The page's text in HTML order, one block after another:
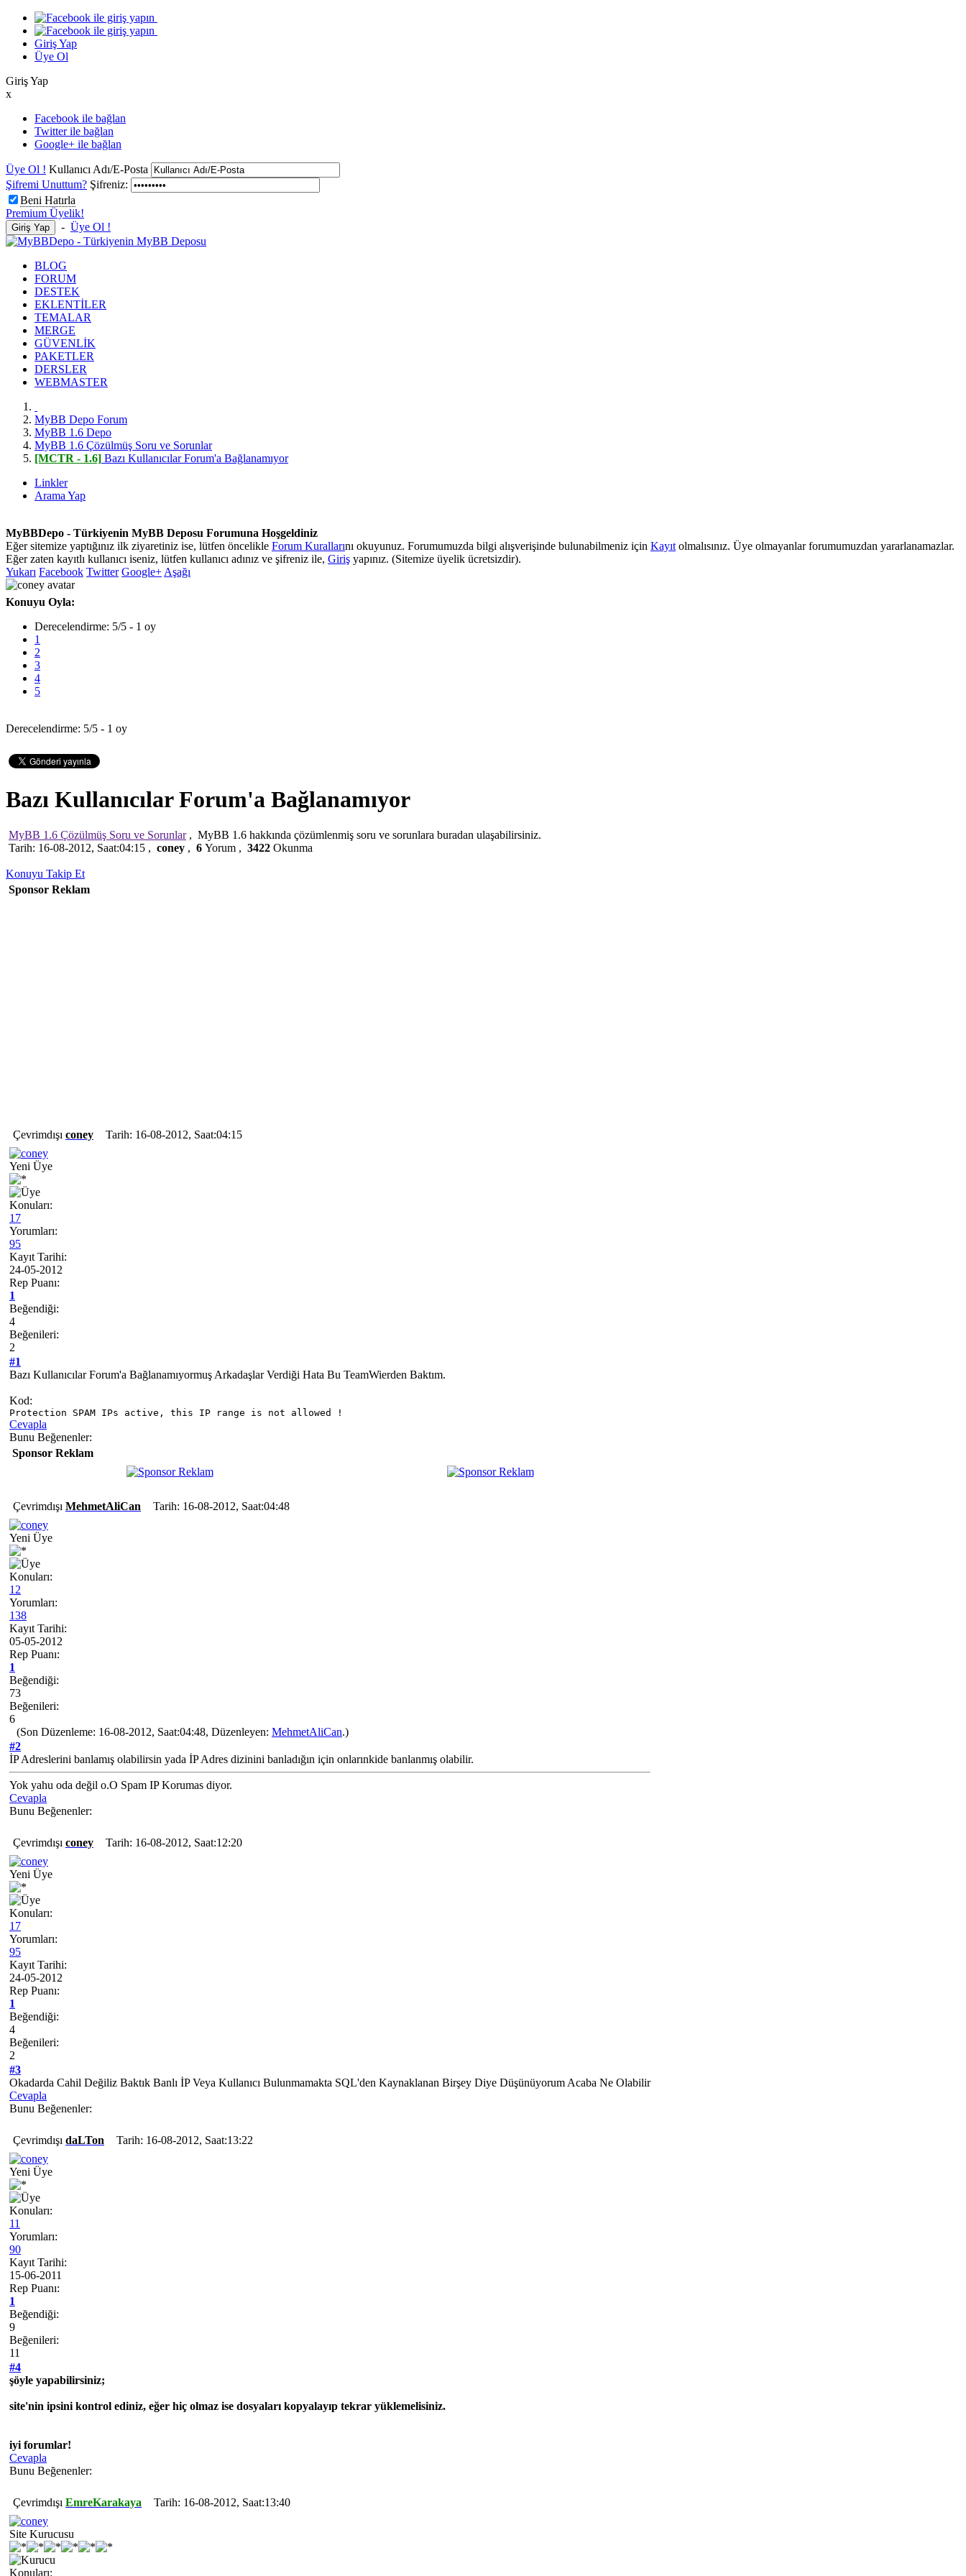
Giriş Yap
Üye Ol
Giriş Yap
x
Facebook ile bağlan
Twitter ile bağlan
Google+ ile bağlan
Üye Ol ! Kullanıcı Adı/E-Posta
Şifremi Unuttum? Şifreniz:
Beni Hatırla
Premium Üyelik!
- Üye Ol !
BLOG
FORUM
DESTEK
EKLENTİLER
TEMALAR
MERGE
GÜVENLİK
PAKETLER
DERSLER
WEBMASTER
MyBB Depo Forum
MyBB 1.6 Depo
MyBB 1.6 Çözülmüş Soru ve Sorunlar
[MCTR - 1.6] Bazı Kullanıcılar Forum'a Bağlanamıyor
Linkler
Arama Yap
MyBBDepo - Türkiyenin MyBB Deposu Forumuna Hoşgeldiniz
Eğer sitemize yaptığınız ilk ziyaretiniz ise, lütfen öncelikle Forum Kurallarını okuyunuz. Forumumuzda bilgi alışverişinde bulunabilmeniz için Kayıt olmalısınız. Üye olmayanlar forumumuzdan yararlanamazlar.
Eğer zaten kayıtlı kullanıcı iseniz, lütfen kullanıcı adınız ve şifreniz ile, Giriş yapınız. (Sitemize üyelik ücretsizdir).
Yukarı Facebook Twitter Google+ Aşağı
Konuyu Oyla:
Derecelendirme: 5/5 - 1 oy
1
2
3
4
5
Derecelendirme: 5/5 - 1 oy
Bazı Kullanıcılar Forum'a Bağlanamıyor
MyBB 1.6 Çözülmüş Soru ve Sorunlar, MyBB 1.6 hakkında çözümlenmiş soru ve sorunlara buradan ulaşabilirsiniz.
Tarih: 16-08-2012, Saat:04:15 , coney , 6 Yorum , 3422 Okunma
Konuyu Takip Et
Sponsor Reklam
Çevrimdışı coney Tarih: 16-08-2012, Saat:04:15
Yeni Üye
Konuları:
17
Yorumları:
95
Kayıt Tarihi:
24-05-2012
Rep Puanı:
1
Beğendiği:
4
Beğenileri:
2
#1
Bazı Kullanıcılar Forum'a Bağlanamıyormuş Arkadaşlar Verdiği Hata Bu TeamWierden Baktım.
Kod:
Protection SPAM IPs active, this IP range is not allowed !
Cevapla
Bunu Beğenenler:
Sponsor Reklam
Çevrimdışı MehmetAliCan Tarih: 16-08-2012, Saat:04:48
Yeni Üye
Konuları:
12
Yorumları:
138
Kayıt Tarihi:
05-05-2012
Rep Puanı:
1
Beğendiği:
73
Beğenileri:
6
(Son Düzenleme: 16-08-2012, Saat:04:48, Düzenleyen: MehmetAliCan.)
#2
İP Adreslerini banlamış olabilirsin yada İP Adres dizinini banladığın için onlarınkide banlanmış olabilir.
Yok yahu oda değil o.O Spam IP Korumas diyor.
Cevapla
Bunu Beğenenler:
Çevrimdışı coney Tarih: 16-08-2012, Saat:12:20
Yeni Üye
Konuları:
17
Yorumları:
95
Kayıt Tarihi:
24-05-2012
Rep Puanı:
1
Beğendiği:
4
Beğenileri:
2
#3
Okadarda Cahil Değiliz Baktık Banlı İP Veya Kullanıcı Bulunmamakta SQL'den Kaynaklanan Birşey Diye Düşünüyorum Acaba Ne Olabilir
Cevapla
Bunu Beğenenler:
Çevrimdışı daLTon Tarih: 16-08-2012, Saat:13:22
Yeni Üye
Konuları:
11
Yorumları:
90
Kayıt Tarihi:
15-06-2011
Rep Puanı:
1
Beğendiği:
9
Beğenileri:
11
#4
şöyle yapabilirsiniz;
site'nin ipsini kontrol ediniz, eğer hiç olmaz ise dosyaları kopyalayıp tekrar yüklemelisiniz.
iyi forumlar!
Cevapla
Bunu Beğenenler:
Çevrimdışı EmreKarakaya Tarih: 16-08-2012, Saat:13:40
Site Kurucusu
Konuları: